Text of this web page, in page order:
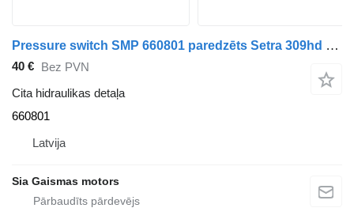
Pressure switch SMP 660801 paredzēts Setra 309hd autobusa
40 € Bez PVN
Cita hidraulikas detaļa
660801
Latvija
Sia Gaismas motors